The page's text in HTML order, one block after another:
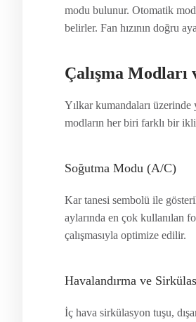
modu bulunur. Otomatik
belirler. Fan hızının doğru
Çalışma Modları
Yılkar kumandaları üzerinde
modların her biri farklı bir
Soğutma Modu (A/C)
Kar tanesi sembolü ile
aylarında en çok kullanılan
çalışmasıyla optimize edilir.
Havalandırma ve
İç hava sirkülasyon tuşu,